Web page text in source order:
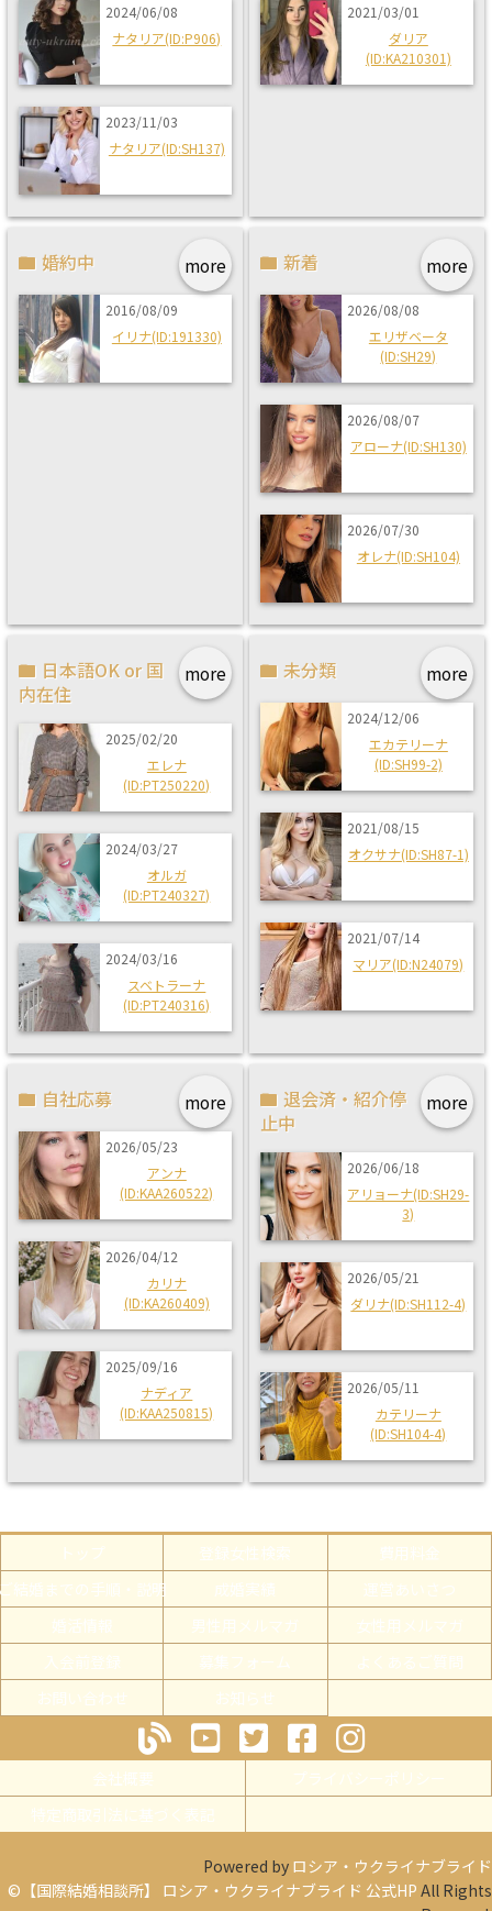
2024/06/08
ナタリア(ID:P906)
2023/11/03
ナタリア(ID:SH137)
2021/03/01
ダリア
(ID:KA210301)
more
婚約中
2016/08/09
イリナ(ID:191330)
more
新着
2026/08/08
エリザベータ
(ID:SH29)
2026/08/07
アローナ(ID:SH130)
2026/07/30
オレナ(ID:SH104)
more
日本語OK or 国
内在住
2025/02/20
エレナ
(ID:PT250220)
2024/03/27
オルガ
(ID:PT240327)
2024/03/16
スベトラーナ
(ID:PT240316)
more
未分類
2024/12/06
エカテリーナ
(ID:SH99-2)
2021/08/15
オクサナ(ID:SH87-1)
2021/07/14
マリア(ID:N24079)
more
自社応募
2026/05/23
アンナ
(ID:KAA260522)
2026/04/12
カリナ
(ID:KA260409)
2025/09/16
ナディア
(ID:KAA250815)
more
退会済・紹介停
止中
2026/06/18
アリョーナ(ID:SH29-
3)
2026/05/21
ダリナ(ID:SH112-4)
2026/05/11
カテリーナ
(ID:SH104-4)
トップ 登録女性検索
費用料金
結婚までの手順・説明
成婚実績
運営あいさつ
婚活情報
男性用メルマガ
女性用メルマガ
入会前登録
募集フォーム
よくあるご質問
お問い合わせ
お知らせ
会社概要
プライバシーポリシー
特定商取引法に基づく表記
Powered by ロシア・ウクライナブライド
©【国際結婚相談所】 ロシア・ウクライナブライド 公式HP All Rights